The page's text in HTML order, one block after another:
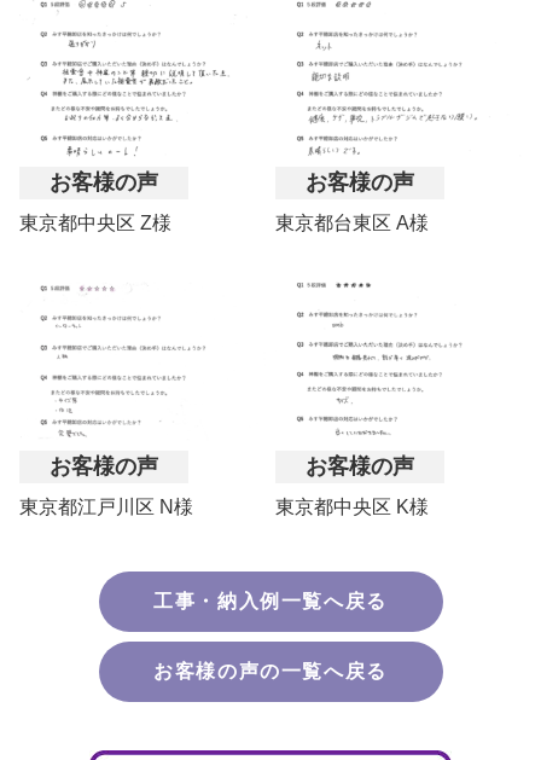
お客様の声
東京都中央区 Z様
お客様の声
東京都台東区 A様
お客様の声
東京都江戸川区 N様
お客様の声
東京都中央区 K様
工事・納入例一覧へ戻る
お客様の声の一覧へ戻る